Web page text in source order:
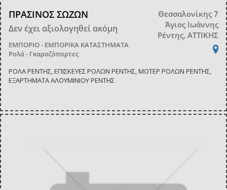
ΠΡΑΣΙΝΟΣ ΣΩΖΩΝ
Δεν έχει αξιολογηθεί ακόμη
ΕΜΠΟΡΙΟ - ΕΜΠΟΡΙΚΑ ΚΑΤΑΣΤΗΜΑΤΑ
Ρολά - Γκαραζόπορτες
Θεσσαλονίκης 7
Άγιος Ιωάννης
Ρέντης, ΑΤΤΙΚΗΣ
ΡΟΛΑ ΡΕΝΤΗΣ, ΕΠΙΣΚΕΥΕΣ ΡΟΛΩΝ ΡΕΝΤΗΣ, ΜΟΤΕΡ ΡΟΛΩΝ ΡΕΝΤΗΣ,
ΕΞΑΡΤΗΜΑΤΑ ΑΛΟΥΜΙΝΙΟΥ ΡΕΝΤΗΣ